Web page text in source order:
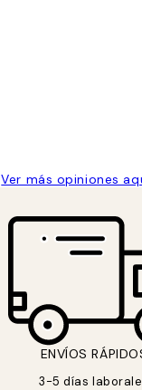
Ver más opiniones
ENVÍOS
3-5 días